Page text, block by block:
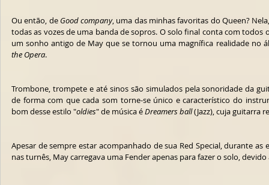
Ou então, de Good company, uma das minhas favoritas do Queen?
todas as vozes de uma banda de sopros. O solo final conta com todos
um sonho antigo de May que se tornou uma magnífica realidade no
the Opera.
Trombone, trompete e até sinos são simulados pela sonoridade da
de forma com que cada som torne-se único e característico do
bom desse estilo "oldies" de música é Dreamers ball (Jazz), cuja guitarra
Apesar de sempre estar acompanhado de sua Red Special, durante as
nas turnês, May carregava uma Fender apenas para fazer o solo,